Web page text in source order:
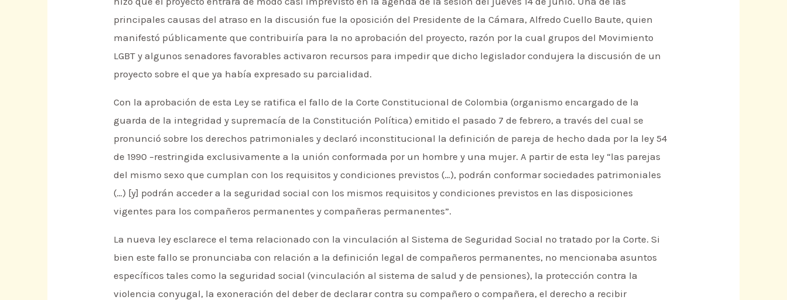
principales causas del atraso en la discusión fue la oposición del Presidente de la Cámara, Alfredo Cuello Baute, quien
manifestó públicamente que contribuiría para la no aprobación del proyecto, razón por la cual grupos del Movimiento
LGBT y algunos senadores favorables activaron recursos para impedir que dicho legislador condujera la discusión de un
proyecto sobre el que ya había expresado su parcialidad.
Con la aprobación de esta Ley se ratifica el fallo de la Corte Constitucional de Colombia (organismo encargado de la
guarda de la integridad y supremacía de la Constitución Política) emitido el pasado 7 de febrero, a través del cual se
pronunció sobre los derechos patrimoniales y declaró inconstitucional la definición de pareja de hecho dada por la ley 54
de 1990 –restringida exclusivamente a la unión conformada por un hombre y una mujer. A partir de esta ley “las parejas
del mismo sexo que cumplan con los requisitos y condiciones previstos (…), podrán conformar sociedades patrimoniales
(…) [y] podrán acceder a la seguridad social con los mismos requisitos y condiciones previstos en las disposiciones
vigentes para los compañeros permanentes y compañeras permanentes”.
La nueva ley esclarece el tema relacionado con la vinculación al Sistema de Seguridad Social no tratado por la Corte. Si
bien este fallo se pronunciaba con relación a la definición legal de compañeros permanentes, no mencionaba asuntos
específicos tales como la seguridad social (vinculación al sistema de salud y de pensiones), la protección contra la
violencia conyugal, la exoneración del deber de declarar contra su compañero o compañera, el derecho a recibir